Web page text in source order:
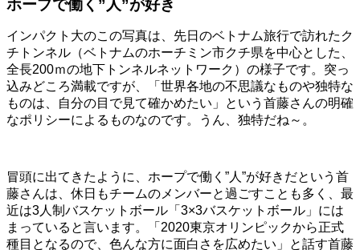
ホープで働く”人”が好き
インパクト大のこの写真は、先日のベトナム旅行で訪れたク
チトンネル（ベトナムのホーチミン市クチ県を中心とした、
全長200ｍの地下トンネルネットワーク）の様子です。突っ
込みどころ満載ですが、「世界各地の不思議なものや独特な
ものは、自分の目で見て確かめたい」という首藤さんの明確
なポリシーによるものなのです。うん、独特だね～。
冒頭に出てきたように、ホープで働く”人”が好きだという首
藤さんは、休日もチームのメンバーと過ごすことも多く、最
近は3人制バスケットボール「3×3バスケットボール」 には
まっていると言います。「 2020東京オリンピックから正式
種目となるので、色んな方に面白さを広めたい」と話す首藤